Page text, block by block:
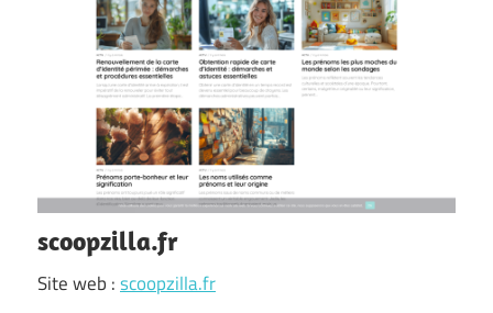
scoopzilla.fr
Site web :scoopzilla.fr